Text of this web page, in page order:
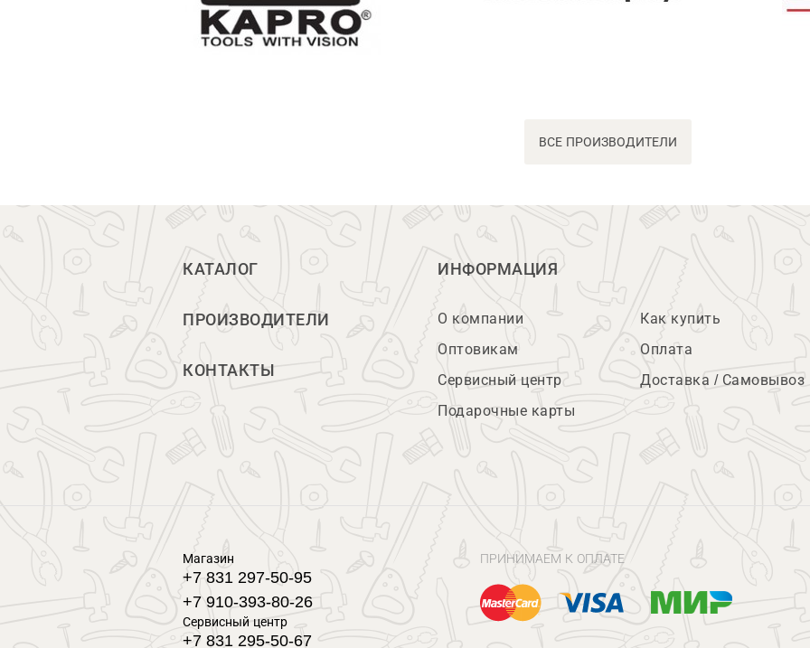
ВСЕ ПРОИЗВОДИТЕЛИ
КАТАЛОГ
ПРОИЗВОДИТЕЛИ
КОНТАКТЫ
ИНФОРМАЦИЯ
О компании
Оптовикам
Сервисный центр
Подарочные карты
Как купить
Оплата
Доставка / Самовывоз
Магазин
+7 831 297-50-95
+7 910-393-80-26
Сервисный центр
+7 831 295-50-67
ПРИНИМАЕМ К ОПЛАТЕ